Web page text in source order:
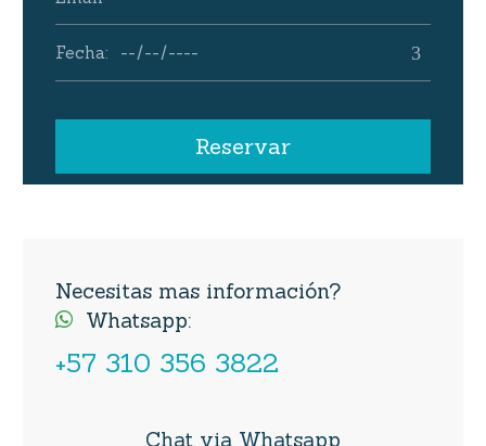
Necesitas mas información?
 Whatsapp:
+57 310 356 3822
Chat via Whatsapp